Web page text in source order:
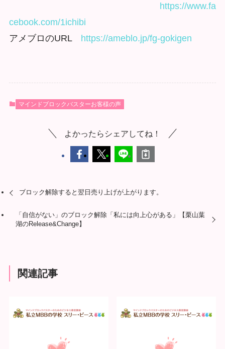
https://www.fa
cebook.com/1ichibi
アメブロのURL https://ameblo.jp/fg-gokigen
マインドブロックバスターお客様の声
よかったらシェアしてね！
ブロック解除すると翌日売り上げが上がります。
「自信がない」のブロック解除「私には向上心がある」【栗山葉
湖のRelease&Change】
関連記事